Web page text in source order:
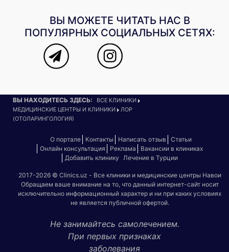
ВЫ МОЖЕТЕ ЧИТАТЬ НАС В
ПОПУЛЯРНЫХ СОЦИАЛЬНЫХ СЕТЯХ:
ВЫ НАХОДИТЕСЬ ЗДЕСЬ:
ВСЕ КЛИНИКИ
МЕДИЦИНСКИЕ ЦЕНТРЫ И КЛИНИКИ
ЛОР
(ОТОЛАРИНГОЛОГИЯ)
О портале Контакты Написать отзыв
Статьи
Онлайн консультация
Реклама
Вакансии в клиниках
Добавить клинику Лечение в Турции
2017-2026 © Clinics.uz - Все клиники и медицинские центры Навои
Обращаем ваше внимание на то, что данный интернет-сайт носит
исключительно информационный характер и ни при каких условиях
не является публичной офертой.
Не занимайтесь самолечением.
При первых признаках
заболевания